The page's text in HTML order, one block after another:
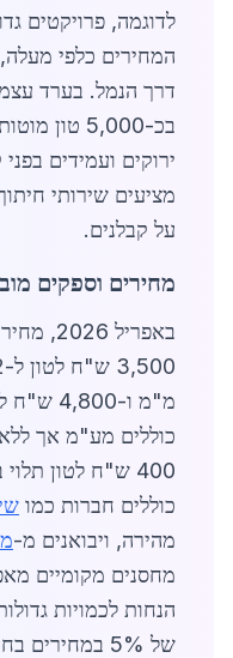
לדוגמה, פרויקטים
המחירים כלפי
דרך הנמל. בערד
בכ-5,000
ירוקים ועמידים
מציעים שירותי
על קבלנים.
מחירים וספקים
באפריל
400 ש"ח לטון
כוללים חברות כמו
מהירה, ויבואנים מ-
מחסנים מקומיים
הנחות לכמויות
של 5%